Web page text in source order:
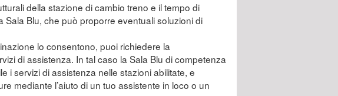
della stazione di cambio treno e il tempo di
Blu, che può proporre eventuali soluzioni di
lo consentono, puoi richiedere la
di assistenza. In tal caso la Sala Blu di competenza
i servizi di assistenza nelle stazioni abilitate, e
mediante l’aiuto di un tuo assistente in loco o un